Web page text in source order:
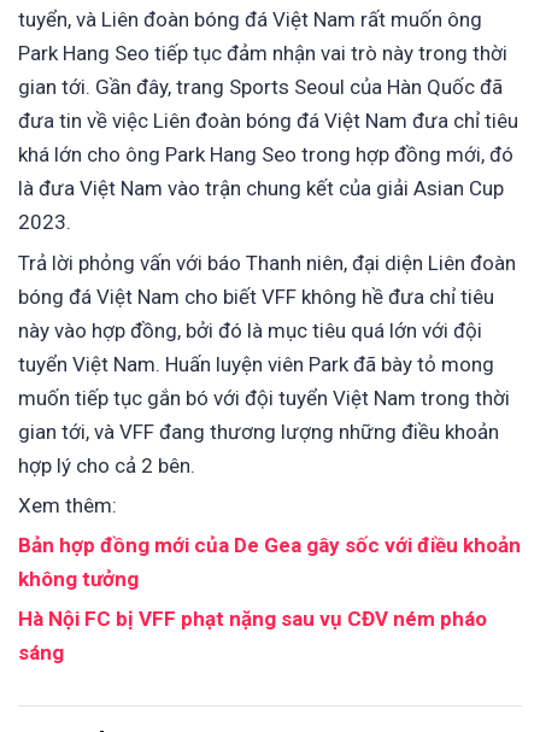
tuyển, và Liên đoàn bóng đá Việt Nam rất muốn ông
Park Hang Seo tiếp tục đảm nhận vai trò này trong thời
gian tới. Gần đây, trang Sports Seoul của Hàn Quốc đã
đưa tin về việc Liên đoàn bóng đá Việt Nam đưa chỉ tiêu
khá lớn cho ông Park Hang Seo trong hợp đồng mới, đó
là đưa Việt Nam vào trận chung kết của giải Asian Cup
2023.
Trả lời phỏng vấn với báo Thanh niên, đại diện Liên đoàn
bóng đá Việt Nam cho biết VFF không hề đưa chỉ tiêu
này vào hợp đồng, bởi đó là mục tiêu quá lớn với đội
tuyển Việt Nam. Huấn luyện viên Park đã bày tỏ mong
muốn tiếp tục gắn bó với đội tuyển Việt Nam trong thời
gian tới, và VFF đang thương lượng những điều khoản
hợp lý cho cả 2 bên.
Xem thêm:
Bản hợp đồng mới của De Gea gây sốc với điều khoản
không tưởng
Hà Nội FC bị VFF phạt nặng sau vụ CĐV ném pháo
sáng